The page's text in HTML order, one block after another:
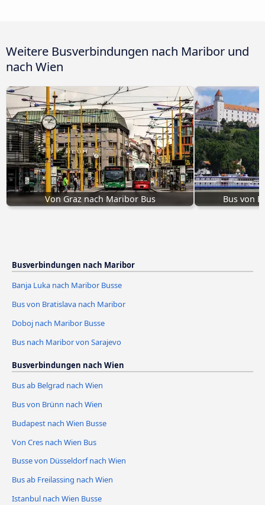
Weitere Busverbindungen nach Maribor und
nach Wien
Von Graz nach Maribor Bus Bus von
Busverbindungen nach Maribor
Banja Luka nach Maribor Busse
Bus von Bratislava nach Maribor
Doboj nach Maribor Busse
Bus nach Maribor von Sarajevo
Busverbindungen nach Wien
Bus ab Belgrad nach Wien
Bus von Brünn nach Wien
Budapest nach Wien Busse
Von Cres nach Wien Bus
Busse von Düsseldorf nach Wien
Bus ab Freilassing nach Wien
Istanbul nach Wien Busse